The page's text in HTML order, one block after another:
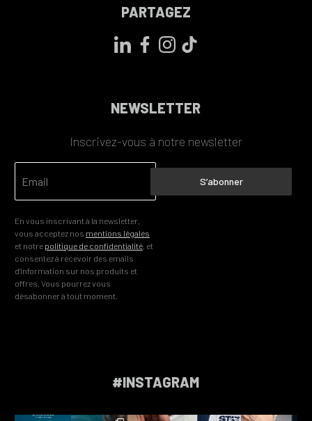
PARTAGEZ
NEWSLETTER
Inscrivez-vous à notre newsletter
En vous inscrivant à la newsletter,
vous acceptez nos mentions légales
et notre politique de confidentialité, et
consentez à recevoir des emails
d’information sur nos produits et
offres. Vous pourrez vous
désabonner à tout moment.
S’abonner
#INSTAGRAM